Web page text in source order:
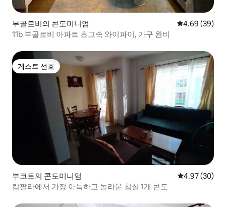
부골로비의 콘도미니엄 평점 4.69점(5
4.69 (39)
11b 부골로비 아파트 초고속 와이파이, 가구 완비
게스트 선호
게스트 선호
부코토의 콘도미니엄 평점 4.97점(5
4.97 (30)
캄팔라에서 가장 아늑하고 놀라운 침실 1개 콘도